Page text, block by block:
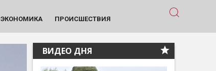
ЭКОНОМИКА ПРОИСШЕСТВИЯ
ВИДЕО ДНЯ